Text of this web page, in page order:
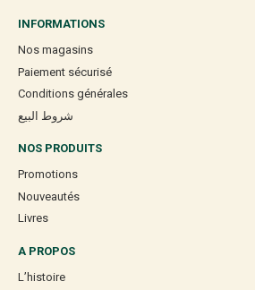
INFORMATIONS
Nos magasins
Paiement sécurisé
Conditions générales
شروط البيع
NOS PRODUITS
Promotions
Nouveautés
Livres
A PROPOS
L’histoire